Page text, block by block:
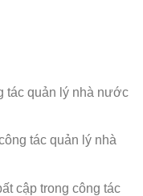
tác quản lý nhà nước
tác quản lý nhà
cập trong công tác